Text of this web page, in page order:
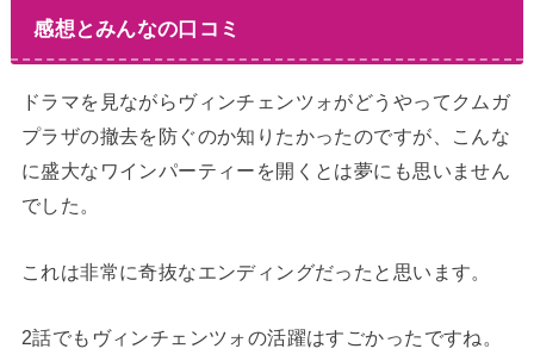
感想とみんなの口コミ
ドラマを見ながらヴィンチェンツォがどうやってクムガ
プラザの撤去を防ぐのか知りたかったのですが、こんな
に盛大なワインパーティーを開くとは夢にも思いません
でした。
これは非常に奇抜なエンディングだったと思います。
2話でもヴィンチェンツォの活躍はすごかったですね。